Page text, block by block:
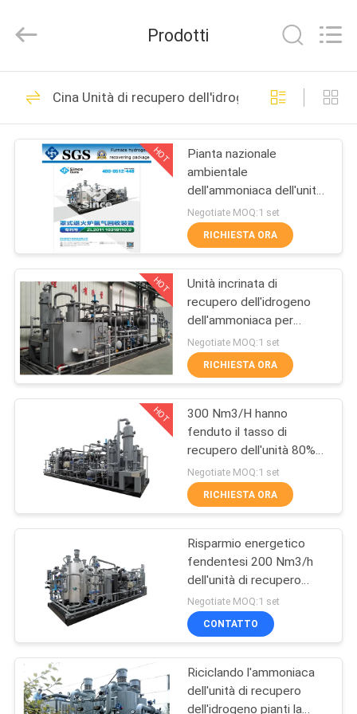
CASA
PRODOTTI
VISITA
ALLA
FABBRICA
CONTROLLO
QUALITÀ
CONTATTACI
NOTIZIE
CASI
RICHIEDI UN
PREVENTIVO
Technology
Rights
Generatore
dell'azoto di PSA
175
Generatore di
ossigeno VSA
9
Generatore
dell'ossigeno di
VPSA
generatore di
ossigeno PSA
Prodotti
Cina Unità di recupero dell'idrogeno
HOT
Pianta nazionale
ambientale
dell'ammoniaca dell'unità
di recupero dell'idrogeno
di brevetto di Invetion
Negotiate MOQ:1 set
RICHIESTA ORA
HOT
Unità incrinata di
recupero dell'idrogeno
dell'ammoniaca per
potere del tungsteno del
PHR
Negotiate MOQ:1 set
RICHIESTA ORA
HOT
300 Nm3/H hanno
fenduto il tasso di
recupero dell'unità 80%
di recupero dell'idrogeno
dell'ammoniaca
Negotiate MOQ:1 set
RICHIESTA ORA
Risparmio energetico
fendentesi 200 Nm3/h
dell'unità di recupero
dell'ammoniaca del forno
a campana
Negotiate MOQ:1 set
CONTATTO
Riciclando l'ammoniaca
dell'unità di recupero
dell'idrogeno pianti la